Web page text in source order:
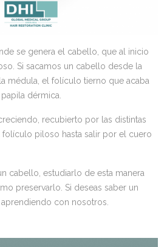
se genera el cabello, que al inicio
Si sacamos un cabello desde la
médula, el folículo tierno que acaba
dérmica.
recubierto por las distintas
piloso hasta salir por el cuero
cabello, estudiarlo de esta manera
preservarlo. Si deseas saber un
con nosotros.